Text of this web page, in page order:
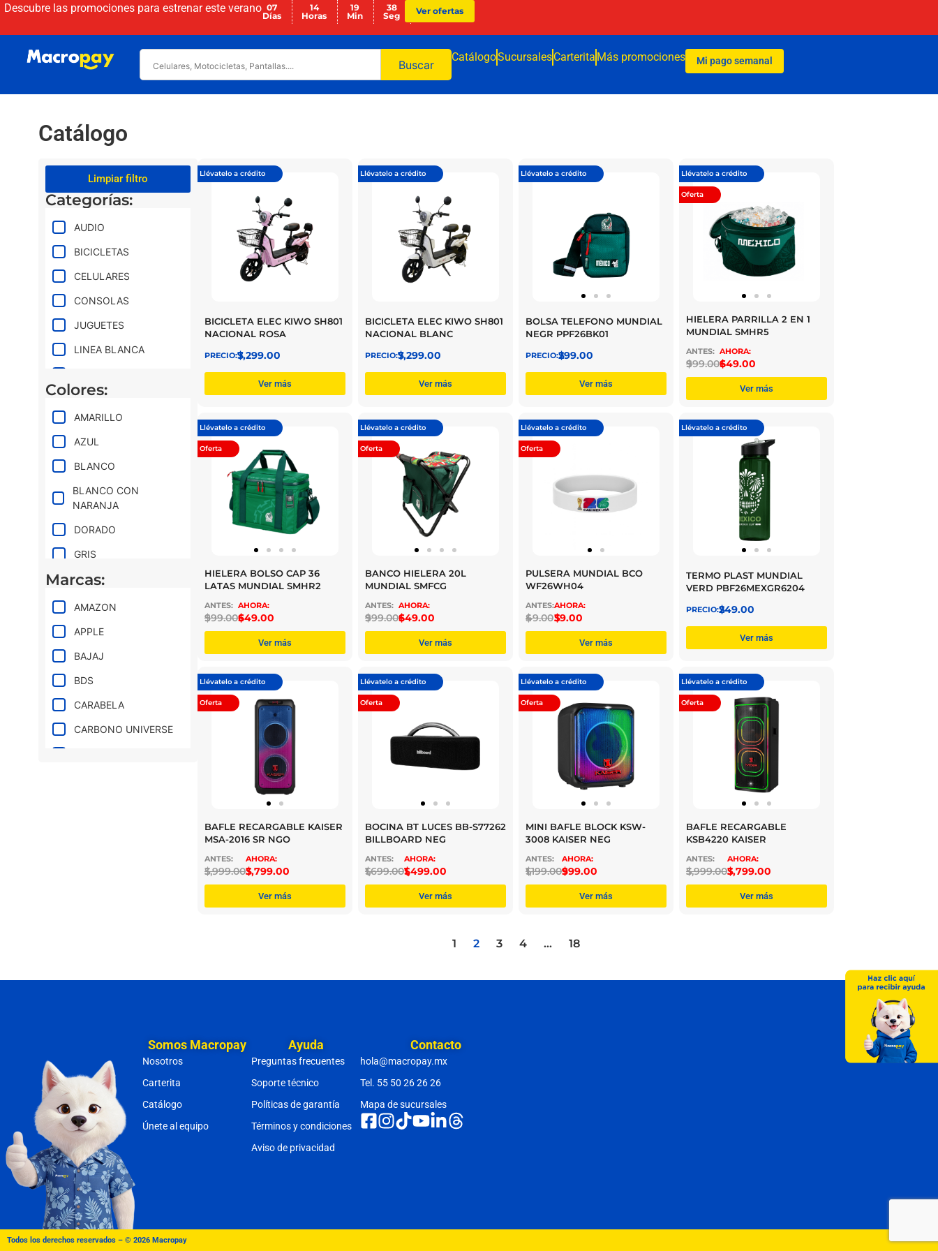
Descubre las promociones para estrenar este verano 07
Días
14
Horas
19
Min
38
Seg
Ver ofertas
Buscar
CatálogoSucursalesCarterita Más promociones Mi pago semanal
Catálogo
Limpiar filtro
Categorías:
AUDIO
BICICLETAS
CELULARES
CONSOLAS
JUGUETES
LINEA BLANCA
MUNDIAL 2026
PANTALLAS
PROMOS DE
VERANO
SMARTWATCHES
TABLETAS
Colores:
AMARILLO
AZUL
BLANCO
BLANCO CON
NARANJA
DORADO
GRIS
LAVANDA
LILA
MORADO
NARANJA
NEGRO
NEON
PLATEADO
Marcas:
AMAZON
APPLE
BAJAJ
BDS
CARABELA
CARBONO UNIVERSE
PIXEL
PRIME
SAMSUNG
STF
TCL
TECNO
VELOCI
YADEA
Llévatelo a crédito
BICICLETA ELEC KIWO SH801
NACIONAL ROSA
$
7,299.00
Ver más
Llévatelo a crédito
BICICLETA ELEC KIWO SH801
NACIONAL BLANC
$
7,299.00
Ver más
Llévatelo a crédito
BOLSA TELEFONO MUNDIAL
NEGR PPF26BK01
$
299.00
Ver más
Llévatelo a crédito
Oferta
HIELERA PARRILLA 2 EN 1
MUNDIAL SMHR5
$
999.00$
649.00
Ver más
Llévatelo a crédito
Oferta
HIELERA BOLSO CAP 36
LATAS MUNDIAL SMHR2
$
999.00$
649.00
Ver más
Llévatelo a crédito
Oferta
BANCO HIELERA 20L
MUNDIAL SMFCG
$
999.00$
649.00
Ver más
Llévatelo a crédito
Oferta
PULSERA MUNDIAL BCO
WF26WH04
$
49.00$
39.00
Ver más
Llévatelo a crédito
TERMO PLAST MUNDIAL
VERD PBF26MEXGR6204
$
249.00
Ver más
Llévatelo a crédito
Oferta
BAFLE RECARGABLE KAISER
MSA-2016 SR NGO
$
3,999.00$
3,799.00
Ver más
Llévatelo a crédito
Oferta
BOCINA BT LUCES BB-S77262
BILLBOARD NEG
$
1,699.00$
1,499.00
Ver más
Llévatelo a crédito
Oferta
MINI BAFLE BLOCK KSW-
3008 KAISER NEG
$
1,199.00$
999.00
Ver más
Llévatelo a crédito
Oferta
BAFLE RECARGABLE
KSB4220 KAISER
$
3,999.00$
3,799.00
Ver más
1 2 3 4 … 18
Somos Macropay
Nosotros
Carterita
Catálogo
Únete al equipo
Ayuda
Preguntas frecuentes
Soporte técnico
Políticas de garantía
Términos y condiciones
Aviso de privacidad
Contacto
hola@macropay.mx
Tel. 55 50 26 26 26
Mapa de sucursales
Todos los derechos reservados – © 2026 Macropay